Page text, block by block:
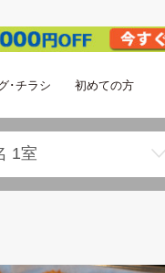
･チラシ 初めての方
1室